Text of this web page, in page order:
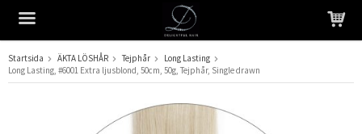
Produkten har blivit tillagd i varukorgen
Startsida ÄKTA LÖSHÅR Tejphår
Long Lasting
Long Lasting, #6001 Extra ljusblond, 50cm, 50g, Tejphår, Single drawn